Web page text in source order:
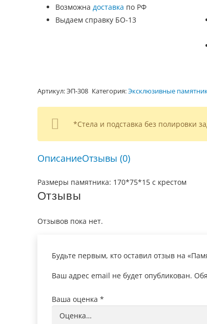
Возможна доставка по РФ
Выдаем справку БО-13
Артикул:ЭП-308 Категория:Эксклюзивные
*Стела и подставка без полировки
ОписаниеОтзывы (0)
Размеры памятника: 170*75*15 с крестом
Отзывы
Отзывов пока нет.
Будьте первым, кто оставил отзыв на
Ваш адрес email не будет опубликован.
Ваша оценка *